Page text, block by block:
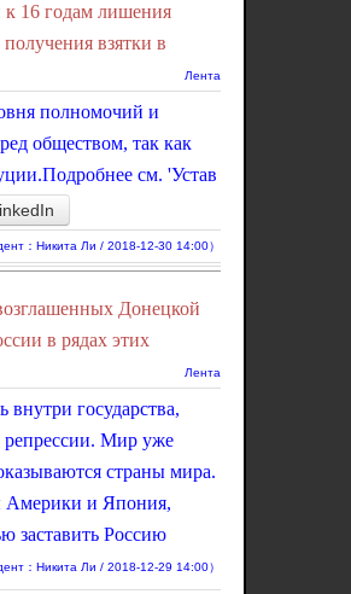
16 годам лишения
взятки в
Лента
полномочий и
обществом, так как
см. 'Устав
：Никита Ли / 2018-12-30 14:00）
Донецкой
в рядах этих
Лента
внутри государства,
репрессии. Мир уже
страны мира.
Америки и Япония,
заставить Россию
：Никита Ли / 2018-12-29 14:00）